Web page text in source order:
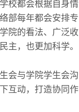
校都会根据自身情
部每年都会安排专
院的看法、广泛收
主，也更加科学。
会与学院学生会沟
互动，打造协同作